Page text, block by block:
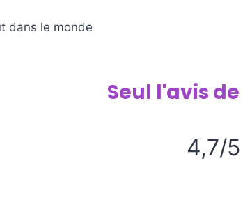
dans le monde
Seul l'avis
4,7/